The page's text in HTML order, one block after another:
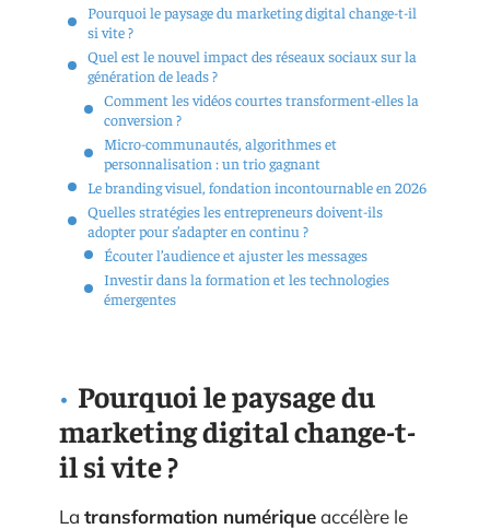
Pourquoi le paysage du marketing digital change-t-il
si vite ?
Quel est le nouvel impact des réseaux sociaux sur la
génération de leads ?
Comment les vidéos courtes transforment-elles la
conversion ?
Micro-communautés, algorithmes et
personnalisation : un trio gagnant
Le branding visuel, fondation incontournable en 2026
Quelles stratégies les entrepreneurs doivent-ils
adopter pour s’adapter en continu ?
Écouter l’audience et ajuster les messages
Investir dans la formation et les technologies
émergentes
Pourquoi le paysage du
marketing digital change-t-
il si vite ?
La transformation numériqueaccélère le